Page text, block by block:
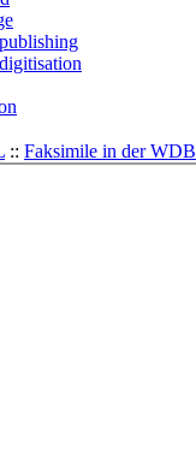
:: Faksimile in der WDB